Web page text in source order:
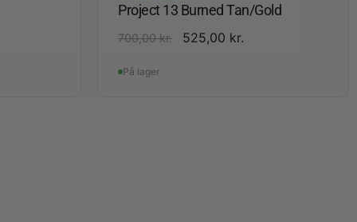
Project 13 Burned Tan/Gold
700,00kr. 525,00 kr.
På lager